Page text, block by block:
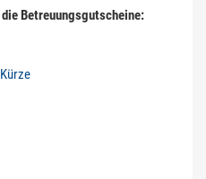
Betreuungsgutscheine: